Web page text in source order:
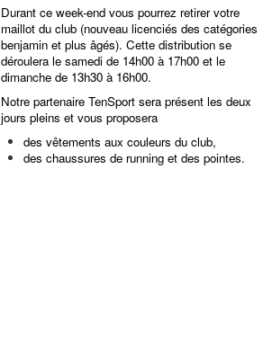
Durant ce week-end vous pourrez retirer votre
maillot du club (nouveau licenciés des catégories
benjamin et plus âgés). Cette distribution se
déroulera le samedi de 14h00 à 17h00 et le
dimanche de 13h30 à 16h00.
Notre partenaire TenSport sera présent les deux
jours pleins et vous proposera
des vêtements aux couleurs du club,
des chaussures de running et des pointes.